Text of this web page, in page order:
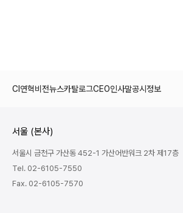
CI연혁비전뉴스카탈로그CEO인사말공시정보
서울 (본사)
서울시 금천구 가산동 452-1 가산어반워크 2차 제17층
Tel. 02-6105-7550
Fax. 02-6105-7570